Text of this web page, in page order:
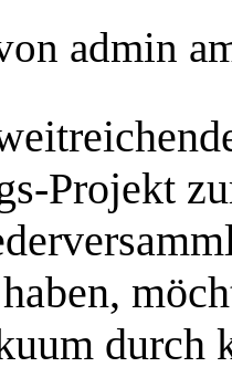
admin
Projekt
durch